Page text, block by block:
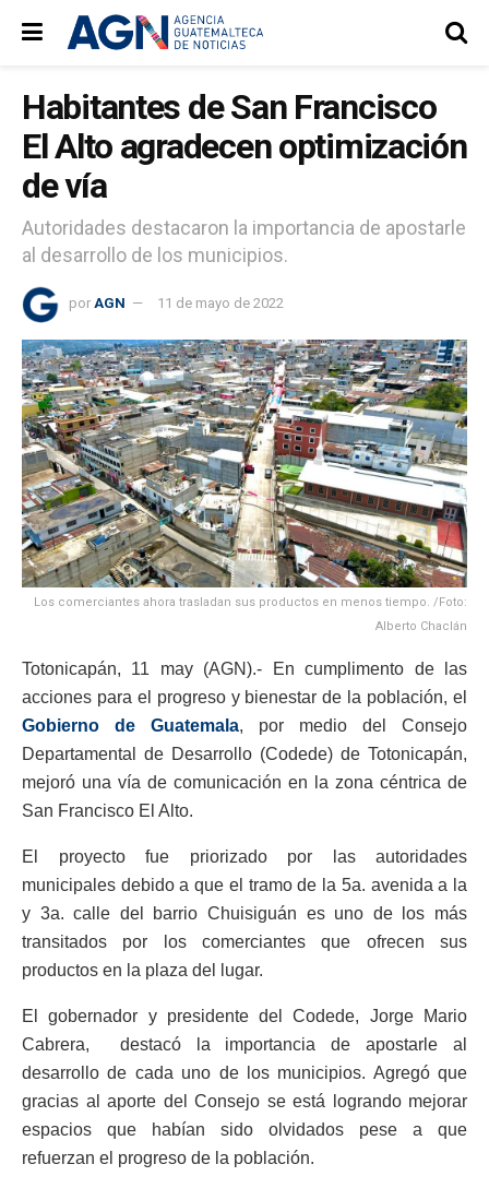
Habitantes de San Francisco
El Alto agradecen optimización
de vía
Autoridades destacaron la importancia de apostarle
al desarrollo de los municipios.
por AGN 11 de mayo de 2022
Los comerciantes ahora trasladan sus productos en menos tiempo. /Foto:
Alberto Chaclán
Totonicapán, 11 may (AGN).- En cumplimento de las
acciones para el progreso y bienestar de la población, el
Gobierno de Guatemala, por medio del Consejo
Departamental de Desarrollo (Codede) de Totonicapán,
mejoró una vía de comunicación en la zona céntrica de
San Francisco El Alto.
El proyecto fue priorizado por las autoridades
municipales debido a que el tramo de la 5a. avenida a la
y 3a. calle del barrio Chuisiguán es uno de los más
transitados por los comerciantes que ofrecen sus
productos en la plaza del lugar.
El gobernador y presidente del Codede, Jorge Mario
Cabrera, destacó la importancia de apostarle al
desarrollo de cada uno de los municipios. Agregó que
gracias al aporte del Consejo se está logrando mejorar
espacios que habían sido olvidados pese a que
refuerzan el progreso de la población.